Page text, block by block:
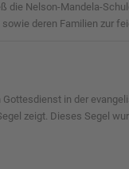
die Nelson-Mandela-
deren Familien zur
in der
zeigt. Dieses Segel